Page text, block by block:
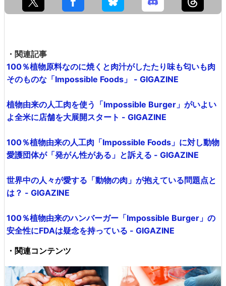
・関連記事
100％植物原料なのに焼くと肉汁がしたたり味も匂いも肉
そのものな「Impossible Foods」 - GIGAZINE
植物由来の人工肉を使う「Impossible Burger」がいよい
よ全米に店舗を大展開スタート - GIGAZINE
100％植物由来の人工肉「Impossible Foods」に対し動物
愛護団体が「発がん性がある」と訴える - GIGAZINE
世界中の人々が愛する「動物の肉」が抱えている問題点と
は？ - GIGAZINE
100％植物由来のハンバーガー「Impossible Burger」の
安全性にFDAは疑念を持っている - GIGAZINE
・関連コンテンツ